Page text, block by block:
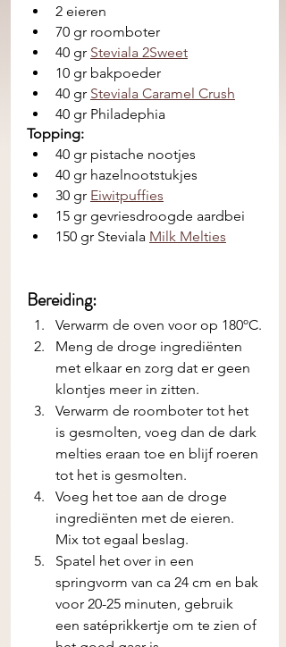
2 eieren
70 gr roomboter
40 gr Steviala 2Sweet
10 gr bakpoeder
40 gr Steviala Caramel Crush
40 gr Philadephia
Topping:
40 gr pistache nootjes
40 gr hazelnootstukjes
30 gr Eiwitpuffies
15 gr gevriesdroogde aardbei
150 gr Steviala Milk Melties
Bereiding:
Verwarm de oven voor op 180ºC.
Meng de droge ingrediënten
met elkaar en zorg dat er geen
klontjes meer in zitten.
Verwarm de roomboter tot het
is gesmolten, voeg dan de dark
melties eraan toe en blijf roeren
tot het is gesmolten.
Voeg het toe aan de droge
ingrediënten met de eieren.
Mix tot egaal beslag.
Spatel het over in een
springvorm van ca 24 cm en bak
voor 20-25 minuten, gebruik
een satéprikkertje om te zien of